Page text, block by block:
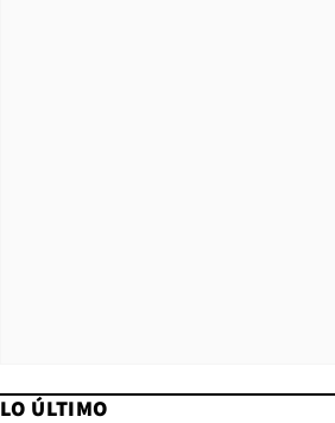
LO ÚLTIMO